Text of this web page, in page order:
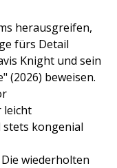
herausgreifen,
fürs Detail
Knight und sein
(2026) beweisen.
leicht
stets kongenial
wiederholten